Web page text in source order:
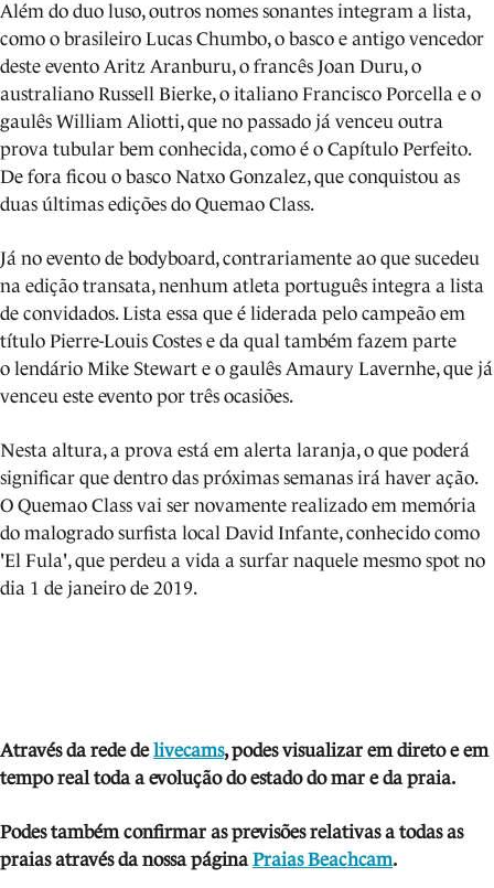
Além do duo luso, outros nomes sonantes integram a lista,
como o brasileiro Lucas Chumbo, o basco e antigo vencedor
deste evento Aritz Aranburu, o francês Joan Duru, o
australiano Russell Bierke, o italiano Francisco Porcella e o
gaulês William Aliotti, que no passado já venceu outra
prova tubular bem conhecida, como é o Capítulo Perfeito.
De fora ficou o basco Natxo Gonzalez, que conquistou as
duas últimas edições do Quemao Class.
Já no evento de bodyboard, contrariamente ao que sucedeu
na edição transata, nenhum atleta português integra a lista
de convidados. Lista essa que é liderada pelo campeão em
título Pierre-Louis Costes e da qual também fazem parte
o lendário Mike Stewart e o gaulês Amaury Lavernhe, que já
venceu este evento por três ocasiões.
Nesta altura, a prova está em alerta laranja, o que poderá
significar que dentro das próximas semanas irá haver ação.
O Quemao Class vai ser novamente realizado em memória
do malogrado surfista local David Infante, conhecido como
'El Fula', que perdeu a vida a surfar naquele mesmo spot no
dia 1 de janeiro de 2019.
Através da rede delivecams, podes visualizar em direto e em
tempo real toda a evolução do estado do mar e da praia.
Podes também confirmar as previsões relativas a todas as
praias através da nossa páginaPraias Beachcam.